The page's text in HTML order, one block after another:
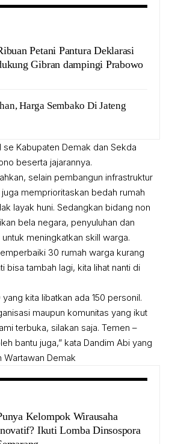
Petani Pantura Deklarasi
Gibran dampingi Prabowo
Harga Sembako Di Jateng
se Kabupaten Demak dan Sekda
beserta jajarannya.
selain pembangun infrastruktur
juga memprioritaskan bedah rumah
layak huni. Sedangkan bidang non
bela negara, penyuluhan dan
meningkatkan skill warga.
30 rumah warga kurang
bisa tambah lagi, kita lihat nanti di
kita libatkan ada 150 personil.
maupun komunitas yang ikut
terbuka, silakan saja. Temen –
bantu juga,” kata Dandim Abi yang
Wartawan Demak
Kelompok Wirausaha
Ikuti Lomba Dinsospora